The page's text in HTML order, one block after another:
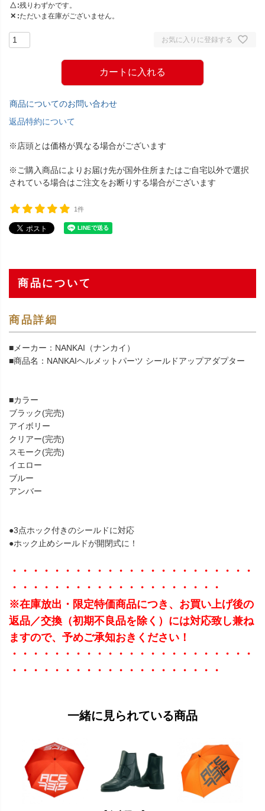
△ 残りわずかです。
✕ ただいま在庫がございません。
お気に入りに登録する
カートに入れる
商品についてのお問い合わせ
返品特約について
※店頭とは価格が異なる場合がございます
※ご購入商品によりお届け先が国外住所またはご自宅以外で選択
されている場合はご注文をお断りする場合がございます
1件
商品について
商品詳細
■メーカー：NANKAI（ナンカイ）
■商品名：NANKAIヘルメットパーツ シールドアップアダプター
■カラー
ブラック(完売)
アイボリー
クリアー(完売)
スモーク(完売)
イエロー
ブルー
アンバー
●3点ホック付きのシールドに対応
●ホック止めシールドが開閉式に！
・・・・・・・・・・・・・・・・・・・・・・・
・・・・・・・・・・・・・・・・・・・・
※在庫放出・限定特価商品につき、お買い上げ後の
返品／交換（初期不良品を除く）には対応致し兼ね
ますので、予めご承知おきください！
・・・・・・・・・・・・・・・・・・・・・・・
・・・・・・・・・・・・・・・・・・・・
一緒に見られている商品